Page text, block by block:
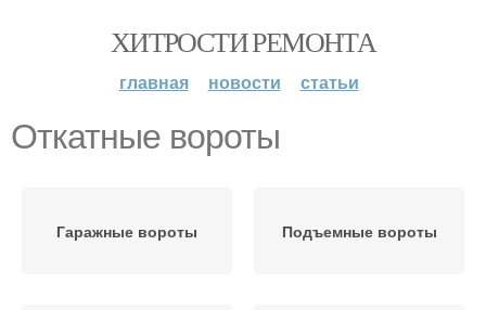
ХИТРОСТИ РЕМОНТА
главная новости статьи
Откатные вороты
Гаражные вороты Подъемные вороты